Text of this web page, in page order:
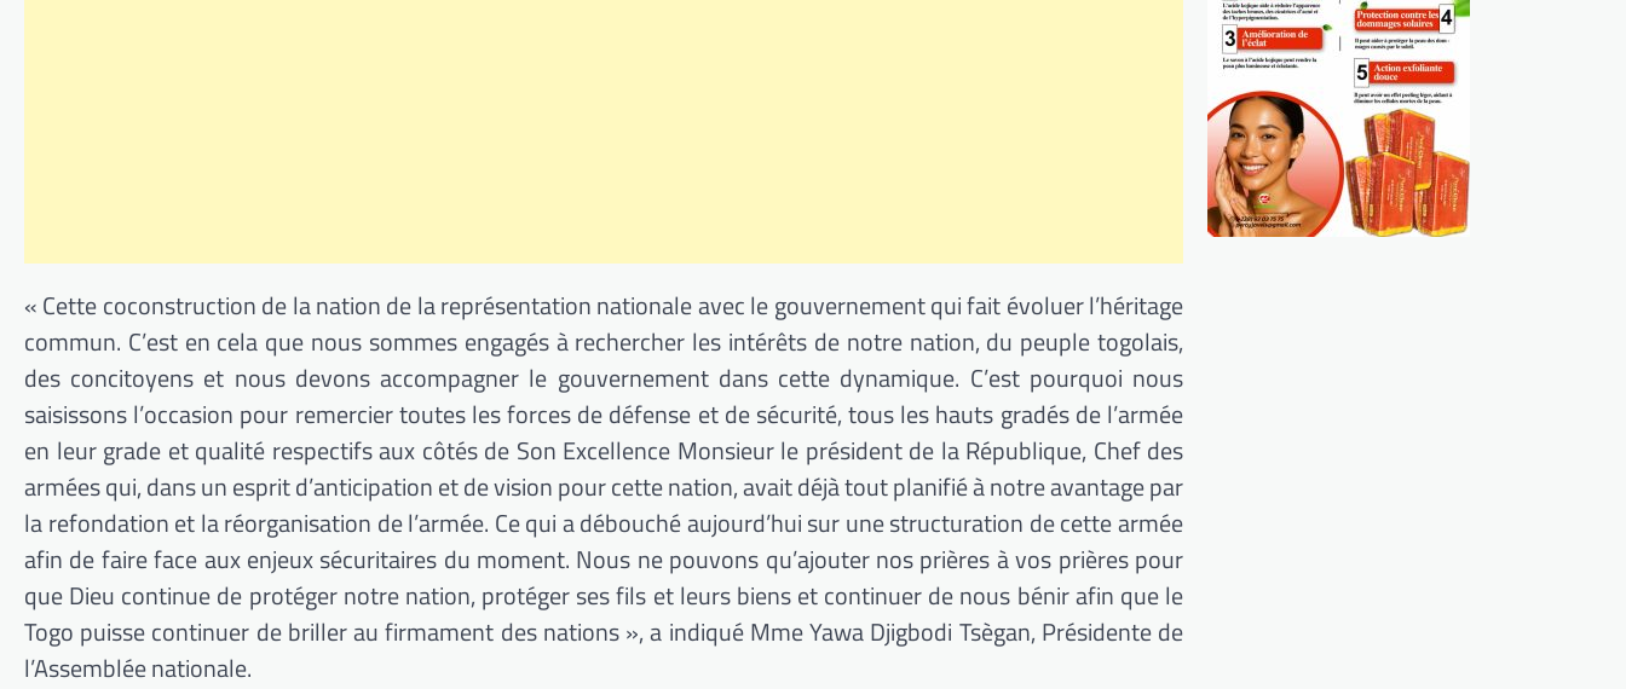
« Cette coconstruction de la nation de la représentation nationale avec le gouvernement qui fait évoluer l’héritage
commun. C’est en cela que nous sommes engagés à rechercher les intérêts de notre nation, du peuple togolais,
des concitoyens et nous devons accompagner le gouvernement dans cette dynamique. C’est pourquoi nous
saisissons l’occasion pour remercier toutes les forces de défense et de sécurité, tous les hauts gradés de l’armée
en leur grade et qualité respectifs aux côtés de Son Excellence Monsieur le président de la République, Chef des
armées qui, dans un esprit d’anticipation et de vision pour cette nation, avait déjà tout planifié à notre avantage par
la refondation et la réorganisation de l’armée. Ce qui a débouché aujourd’hui sur une structuration de cette armée
afin de faire face aux enjeux sécuritaires du moment. Nous ne pouvons qu’ajouter nos prières à vos prières pour
que Dieu continue de protéger notre nation, protéger ses fils et leurs biens et continuer de nous bénir afin que le
Togo puisse continuer de briller au firmament des nations », a indiqué Mme Yawa Djigbodi Tsègan, Présidente de
l’Assemblée nationale.